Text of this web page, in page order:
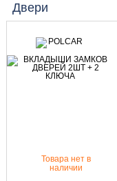
Двери
Товара нет в
наличии